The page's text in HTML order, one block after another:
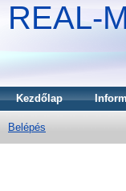
REAL-
Kezdőlap
Belépés